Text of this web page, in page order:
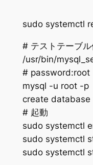
sudo systemctl
# テストテーブ
/usr/bin/
# password:root
mysql -u root -p
create database
# 起動
sudo systemctl
sudo systemctl
sudo systemctl